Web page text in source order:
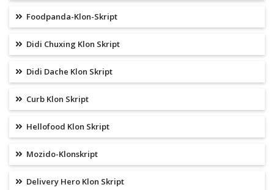
Foodpanda-Klon-Skript
Didi Chuxing Klon Skript
Didi Dache Klon Skript
Curb Klon Skript
Hellofood Klon Skript
Mozido-Klonskript
Delivery Hero Klon Skript